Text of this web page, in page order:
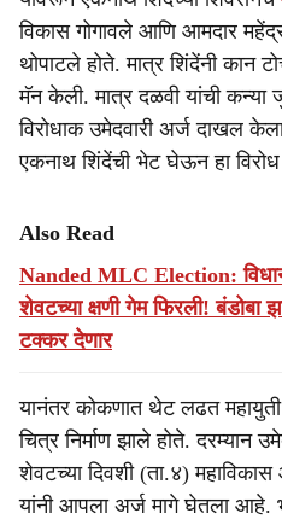
विकास गोगावले आणि आमदार
थोपाटले होते. मात्र शिंदेंनी कान
मॅन केली. मात्र दळवी यांची कन्या
विरोधाक उमेदवारी अर्ज दाखल
एकनाथ शिंदेंची भेट घेऊन हा
Also Read
Nanded MLC Election:
शेवटच्या क्षणी गेम फिरली! बंडोबा
टक्कर देणार
यानंतर कोकणात थेट लढत
चित्र निर्माण झाले होते. दरम्यान
शेवटच्या दिवशी (ता.४)
यांनी आपला अर्ज मागे घेतला आहे.